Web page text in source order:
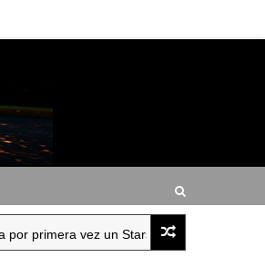
primera vez un Starship intacto tras vuelo